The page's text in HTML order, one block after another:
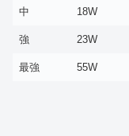
中 18W
強 23W
最強 55W